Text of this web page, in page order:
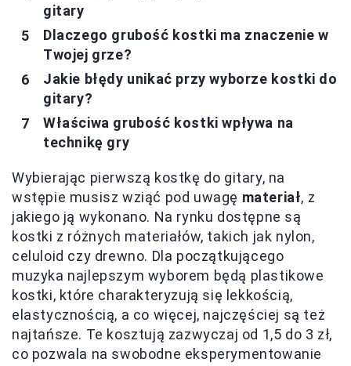
gitary
Dlaczego grubość kostki ma znaczenie w
Twojej grze?
Jakie błędy unikać przy wyborze kostki do
gitary?
Właściwa grubość kostki wpływa na
technikę gry
Wybierając pierwszą kostkę do gitary, na
wstępie musisz wziąć pod uwagę materiał, z
jakiego ją wykonano. Na rynku dostępne są
kostki z różnych materiałów, takich jak nylon,
celuloid czy drewno. Dla początkującego
muzyka najlepszym wyborem będą plastikowe
kostki, które charakteryzują się lekkością,
elastycznością, a co więcej, najczęściej są też
najtańsze. Te kosztują zazwyczaj od 1,5 do 3 zł,
co pozwala na swobodne eksperymentowanie